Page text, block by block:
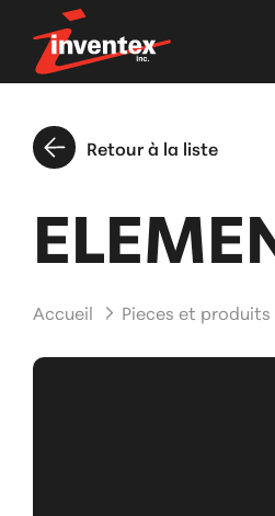
Retour à la liste
Accueil Pieces et produits